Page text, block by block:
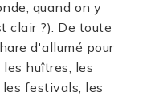
quand on y
clair ?). De toute
d'allumé pour
huîtres, les
festivals, les